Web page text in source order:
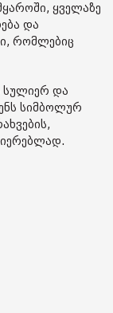
ყველაზე
და
რომლებიც
სულიერ და
სიმბოლურ